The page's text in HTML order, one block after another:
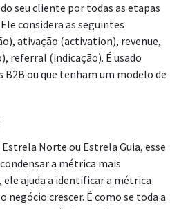
seu cliente por todas as etapas
considera as seguintes
ativação (activation), revenue,
referral (indicação). É usado
ou que tenham um modelo de
Norte ou Estrela Guia, esse
a métrica mais
, ele ajuda a identificar a métrica
negócio crescer. É como se toda a